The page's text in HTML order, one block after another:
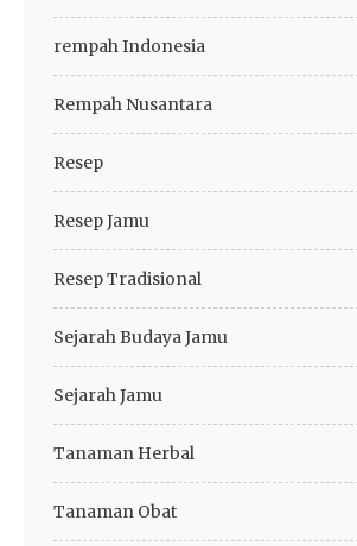
rempah Indonesia
Rempah Nusantara
Resep
Resep Jamu
Resep Tradisional
Sejarah Budaya Jamu
Sejarah Jamu
Tanaman Herbal
Tanaman Obat